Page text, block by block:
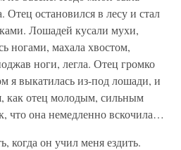
Отец остановился в лесу и стал
Лошадей кусали мухи,
ногами, махала хвостом,
ноги, легла. Отец громко
я выкатилась из-под лошади, и
как отец молодым, сильным
что она немедленно вскочила…
когда он учил меня ездить.